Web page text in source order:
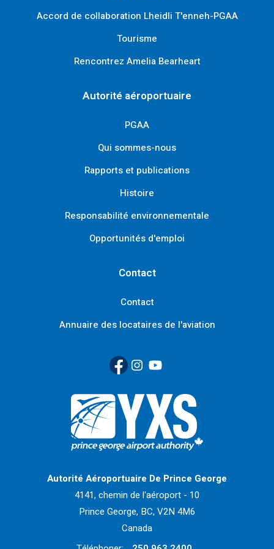
Accord de collaboration Lheidli T'enneh-PGAA
Tourisme
Rencontrez Amelia Bearheart
Autorité aéroportuaire
PGAA
Qui sommes-nous
Rapports et publications
Histoire
Responsabilité environnementale
Opportunités d'emploi
Contact
Contact
Annuaire des locataires de l'aviation
Facebook
(Link opens in new window)
Instagram
(Link opens in new window)
YouTube
(Link opens in new window)
Retour à la page d'accueil>
Autorité Aéroportuaire De Prince George
4141, chemin de l'aéroport - 10
Prince George, BC, V2N 4M6
Canada